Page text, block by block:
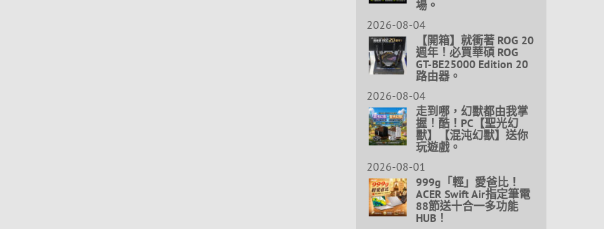
場。
2026-08-04
【開箱】就衝著 ROG 20
週年！必買華碩 ROG
GT-BE25000 Edition 20
路由器。
2026-08-04
走到哪，幻獸都由我掌
握！酷！PC【聖光幻
獸】【混沌幻獸】送你
玩遊戲。
2026-08-01
999g「輕」愛爸比！
ACER Swift Air指定筆電
88節送十合一多功能
HUB！